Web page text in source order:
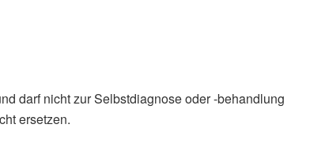
darf nicht zur Selbstdiagnose oder -behandlung
ersetzen.